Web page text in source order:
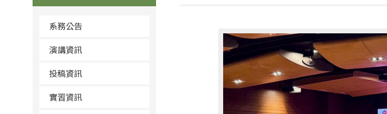
系務公告
演講資訊
投稿資訊
實習資訊